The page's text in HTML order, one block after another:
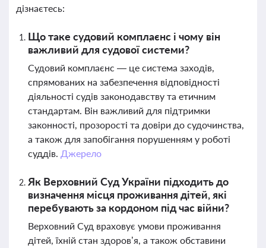
дізнаєтесь:
Що таке судовий комплаєнс і чому він
важливий для судової системи?
Судовий комплаєнс — це система заходів,
спрямованих на забезпечення відповідності
діяльності судів законодавству та етичним
стандартам. Він важливий для підтримки
законності, прозорості та довіри до судочинства,
а також для запобігання порушенням у роботі
суддів. Джерело
Як Верховний Суд України підходить до
визначення місця проживання дітей, які
перебувають за кордоном під час війни?
Верховний Суд враховує умови проживання
дітей, їхній стан здоров’я, а також обставини